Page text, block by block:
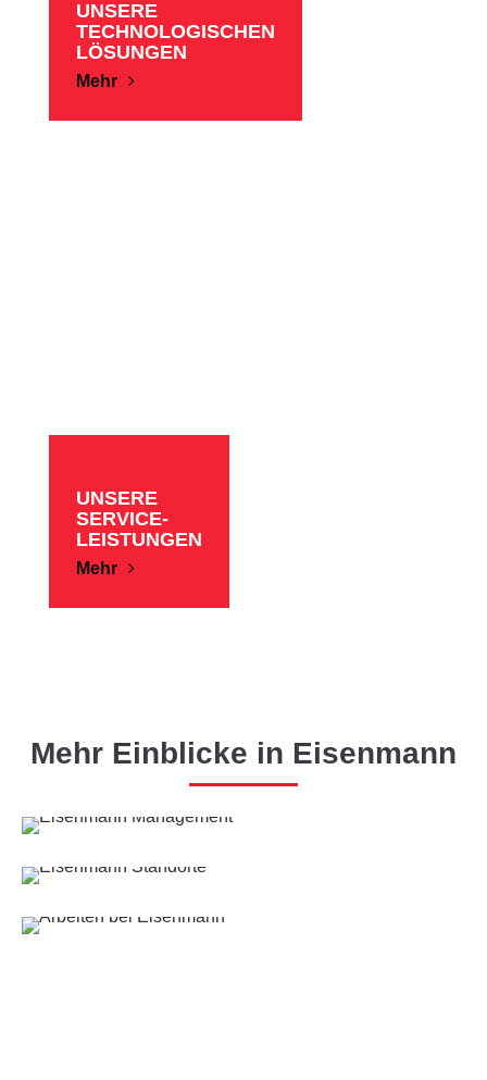
UNSERE
TECHNOLOGISCHEN
LÖSUNGEN
Mehr
UNSERE
SERVICE-
LEISTUNGEN
Mehr
Mehr Einblicke in Eisenmann
PARTNERSCHAFTLICH VORAN!
WELTWEIT AKTIV!